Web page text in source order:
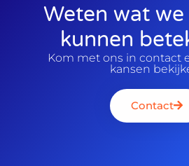
Weten wat
kunnen
Kom met ons in contact
kansen
Contact